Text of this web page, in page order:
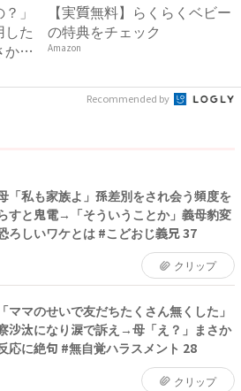
」
た
か
【実質無料】らくらくベビー
の特典をチェック
Amazon
Recommended by
「私も家族よ」孫差別をされ会う頻度を
すと鬼電→「そういうことか」義母豹変
ろしいワケとは #こどおじ義兄 37
クリップ
ママのせいで友だちたくさん無くした」
沙汰になり涙で訴え→母「え？」まさか
応に絶句 #無自覚ハラスメント 28
クリップ